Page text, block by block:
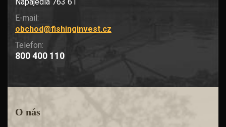
E-mail:
obchod@fishinginvest.cz
Telefon:
800 400 110
O nás